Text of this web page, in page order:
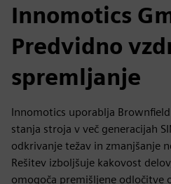
Innomotics
Predvidno
spremljanje
Innomotics uporablja
stanja stroja v več generacijah
odkrivanje težav in zmanjšanje
Rešitev izboljšuje kakovost
omogoča premišljene odločitve